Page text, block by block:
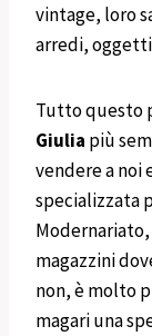
vintage, loro
arredi,
Tutto questo
Giulia più
vendere a noi
specializzata
magazzini
non, è molto
magari una